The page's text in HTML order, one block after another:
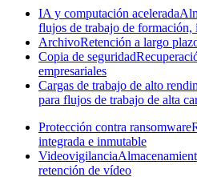
IA y computación acelerada
flujos de trabajo de
ArchivoRetención a largo
Copia de seguridad
empresariales
Cargas de trabajo de alto
para flujos de trabajo de alta
Protección contra ransomware
integrada e inmutable
Videovigilancia
retención de vídeo